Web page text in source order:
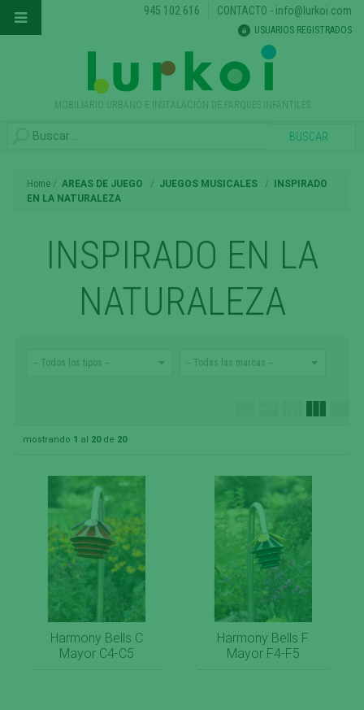
MOBILIARIO URBANO E INSTALACIÓN DE PARQUES INFANTILES
945 102 616 CONTACTO - info@lurkoi.com
USUARIOS REGISTRADOS
Home AREAS DE JUEGO JUEGOS MUSICALES
INSPIRADO
EN LA NATURALEZA
INSPIRADO EN LA
NATURALEZA
mostrando 1 al 20de 20
Harmony Bells C
Mayor C4-C5
Harmony Bells F
Mayor F4-F5